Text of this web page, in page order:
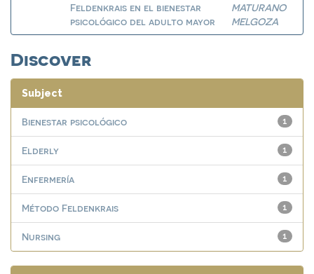
Feldenkrais en el bienestar
psicológico del adulto mayor
MATURANO
MELGOZA
Discover
Subject
1
Bienestar psicológico
1
Elderly
1
Enfermería
1
Método Feldenkrais
1
Nursing